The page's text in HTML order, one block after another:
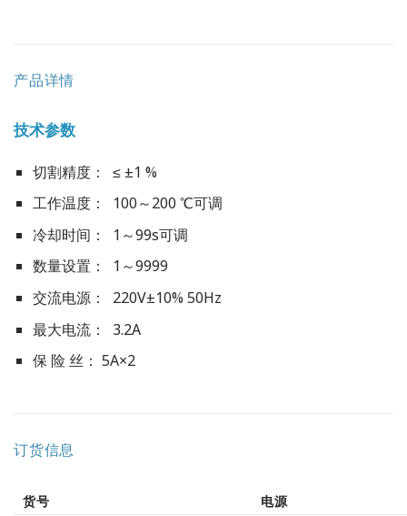
产品详情
技术参数
切割精度： ≤ ±1 %
工作温度： 100～200 ℃可调
冷却时间： 1～99s可调
数量设置： 1～9999
交流电源： 220V±10% 50Hz
最大电流： 3.2A
保 险 丝： 5A×2
订货信息
货号
电源